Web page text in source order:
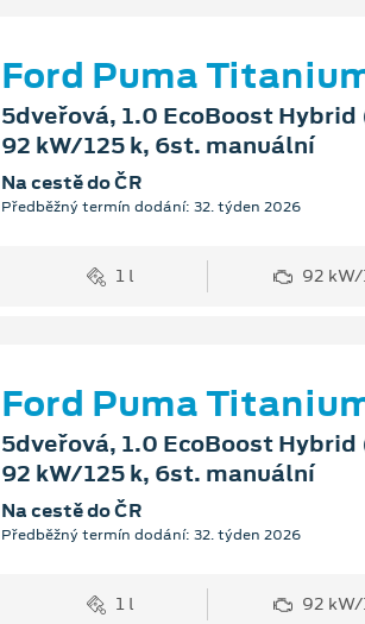
Ford Puma
5dveřová, 1.0 EcoBoost Hybrid
92 kW/125 k, 6st. manuální
Na cestě do ČR
Předběžný termín dodání: 32. týden 2026
1 l 92
Ford Puma
5dveřová, 1.0 EcoBoost Hybrid
92 kW/125 k, 6st. manuální
Na cestě do ČR
Předběžný termín dodání: 32. týden 2026
1 l 92